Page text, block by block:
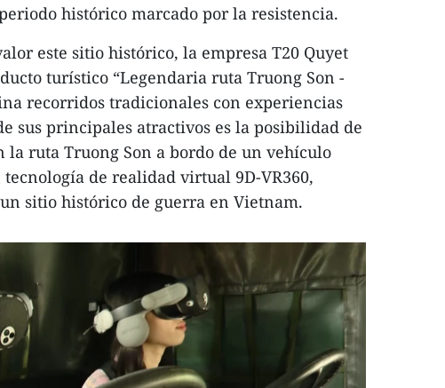
histórico marcado por la resistencia.
este sitio histórico, la empresa T20 Quyet
turístico “Legendaria ruta Truong Son -
recorridos tradicionales con experiencias
sus principales atractivos es la posibilidad de
ruta Truong Son a bordo de un vehículo
de realidad virtual 9D-VR360,
sitio histórico de guerra en Vietnam.